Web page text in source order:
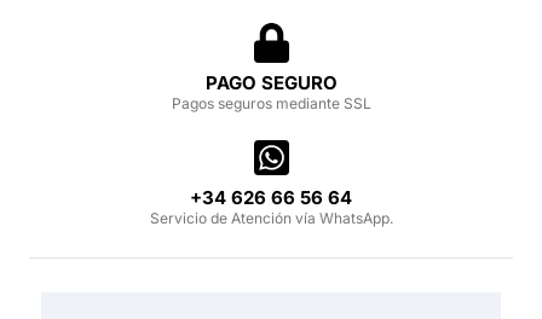
PAGO SEGURO
Pagos seguros mediante SSL
‪+34 626 66 56 64‬
Servicio de Atención vía WhatsApp.